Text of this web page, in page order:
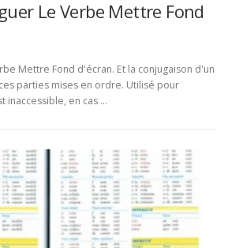
Le Verbe Mettre Fond
Mettre Fond d'écran. Et la conjugaison d'un
parties mises en ordre. Utilisé pour
inaccessible, en cas …